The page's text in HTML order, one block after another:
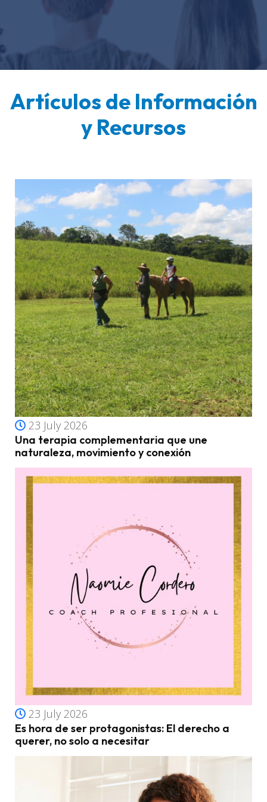
Artículos de Información
y Recursos
23 July 2026
Una terapia complementaria que une
naturaleza, movimiento y conexión
23 July 2026
Es hora de ser protagonistas: El derecho a
querer, no solo a necesitar